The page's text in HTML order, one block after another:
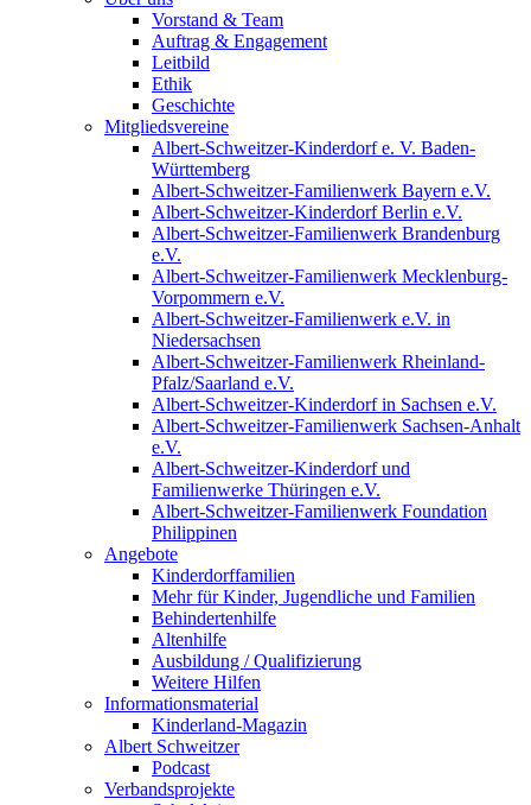
Vorstand & Team
Auftrag & Engagement
Leitbild
Ethik
Geschichte
Mitgliedsvereine
Albert-Schweitzer-Kinderdorf e. V. Baden-
Württemberg
Albert-Schweitzer-Familienwerk Bayern e.V.
Albert-Schweitzer-Kinderdorf Berlin e.V.
Albert-Schweitzer-Familienwerk Brandenburg
e.V.
Albert-Schweitzer-Familienwerk Mecklenburg-
Vorpommern e.V.
Albert-Schweitzer-Familienwerk e.V. in
Niedersachsen
Albert-Schweitzer-Familienwerk Rheinland-
Pfalz/Saarland e.V.
Albert-Schweitzer-Kinderdorf in Sachsen e.V.
Albert-Schweitzer-Familienwerk Sachsen-Anhalt
e.V.
Albert-Schweitzer-Kinderdorf und
Familienwerke Thüringen e.V.
Albert-Schweitzer-Familienwerk Foundation
Philippinen
Angebote
Kinderdorffamilien
Mehr für Kinder, Jugendliche und Familien
Behindertenhilfe
Altenhilfe
Ausbildung / Qualifizierung
Weitere Hilfen
Informationsmaterial
Kinderland-Magazin
Albert Schweitzer
Podcast
Verbandsprojekte